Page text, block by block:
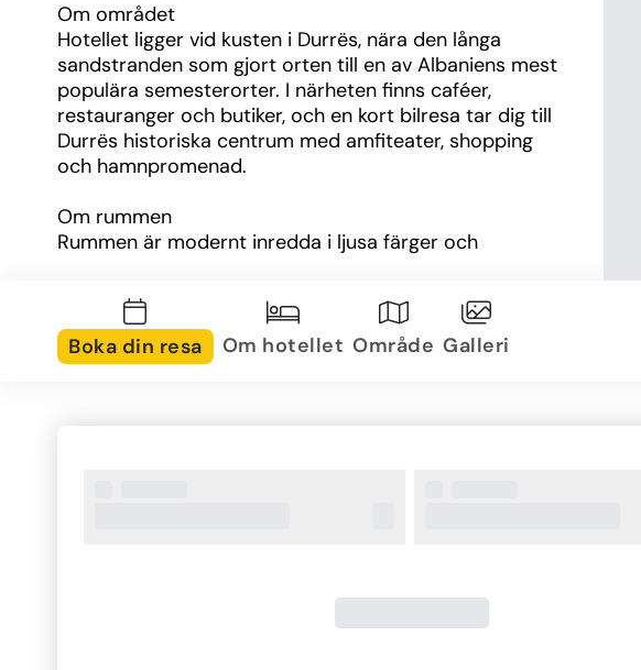
Om området
Hotellet ligger vid kusten i Durrës, nära den långa
sandstranden som gjort orten till en av Albaniens mest
populära semesterorter. I närheten finns caféer,
restauranger och butiker, och en kort bilresa tar dig till
Durrës historiska centrum med amfiteater, shopping
och hamnpromenad.
Om rummen
Rummen är modernt inredda i ljusa färger och
badrum med dusch. Många rum har balkong med
havsutsikt, vilket gör vistelsen extra avkopplande.
Övrig information
Boka din resa Om hotellet Område Galleri